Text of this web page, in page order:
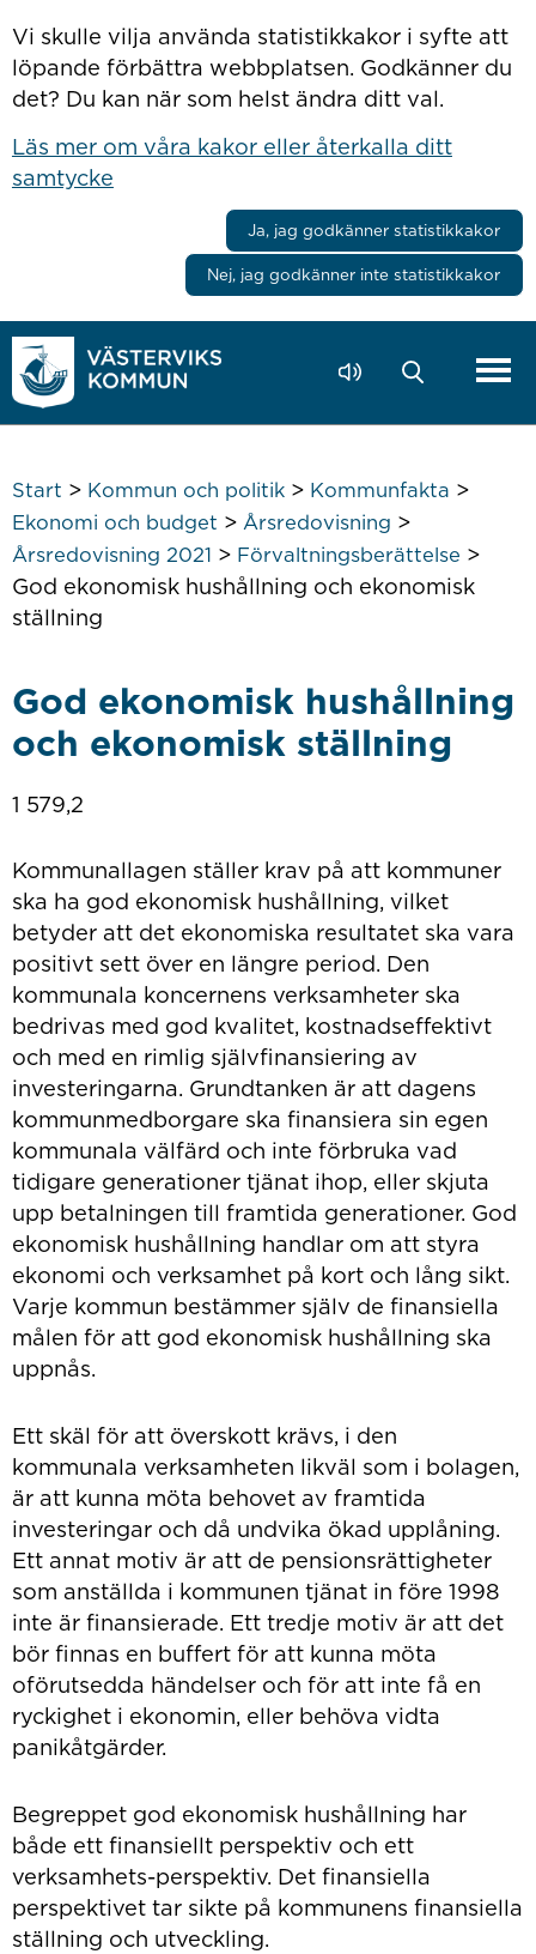
Vi skulle vilja använda statistikkakor i syfte att
löpande förbättra webbplatsen. Godkänner du
det? Du kan när som helst ändra ditt val.
Läs mer om våra kakor eller återkalla ditt
samtycke
Ja, jag godkänner statistikkakor
Nej, jag godkänner inte statistikkakor
Start > Kommun och politik> Kommunfakta >
Ekonomi och budget > Årsredovisning >
Årsredovisning 2021 > Förvaltningsberättelse >
God ekonomisk hushållning och ekonomisk
ställning
God ekonomisk hushållning
och ekonomisk ställning
1 579,2
Kommunallagen ställer krav på att kommuner
ska ha god ekonomisk hushållning, vilket
betyder att det ekonomiska resultatet ska vara
positivt sett över en längre period. Den
kommunala koncernens verksamheter ska
bedrivas med god kvalitet, kostnadseffektivt
och med en rimlig självfinansiering av
investeringarna. Grundtanken är att dagens
kommunmedborgare ska finansiera sin egen
kommunala välfärd och inte förbruka vad
tidigare generationer tjänat ihop, eller skjuta
upp betalningen till framtida generationer. God
ekonomisk hushållning handlar om att styra
ekonomi och verksamhet på kort och lång sikt.
Varje kommun bestämmer själv de finansiella
målen för att god ekonomisk hushållning ska
uppnås.
Ett skäl för att överskott krävs, i den
kommunala verksamheten likväl som i bolagen,
är att kunna möta behovet av framtida
investeringar och då undvika ökad upplåning.
Ett annat motiv är att de pensionsrättigheter
som anställda i kommunen tjänat in före 1998
inte är finansierade. Ett tredje motiv är att det
bör finnas en buffert för att kunna möta
oförutsedda händelser och för att inte få en
ryckighet i ekonomin, eller behöva vidta
panikåtgärder.
Begreppet god ekonomisk hushållning har
både ett finansiellt perspektiv och ett
verksamhets-perspektiv. Det finansiella
perspektivet tar sikte på kommunens finansiella
ställning och utveckling.